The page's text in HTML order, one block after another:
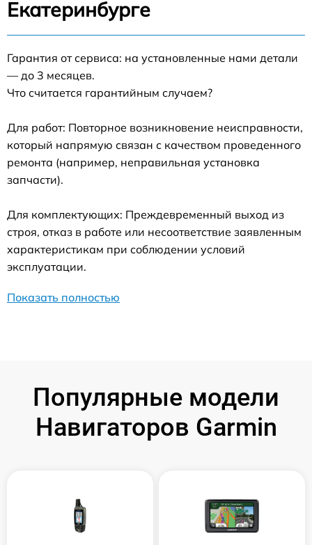
Екатеринбурге
Гарантия от сервиса: на установленные нами детали
— до 3 месяцев.
Что считается гарантийным случаем?
Для работ: Повторное возникновение неисправности,
который напрямую связан с качеством проведенного
ремонта (например, неправильная установка
запчасти).
Для комплектующих: Преждевременный выход из
строя, отказ в работе или несоответствие заявленным
характеристикам при соблюдении условий
эксплуатации.
Показать полностью
Популярные модели
Навигаторов Garmin